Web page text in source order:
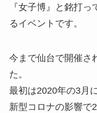
『女子博』と銘打
るイベントです。
今まで仙台で開催さ
た。
最初は2020年の3月
新型コロナの影響で